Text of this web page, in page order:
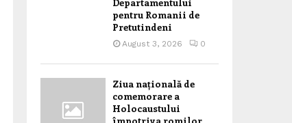
pentru Romanii de
Pretutindeni
August 3, 2026 0
Ziua națională de
comemorare a
Holocaustului